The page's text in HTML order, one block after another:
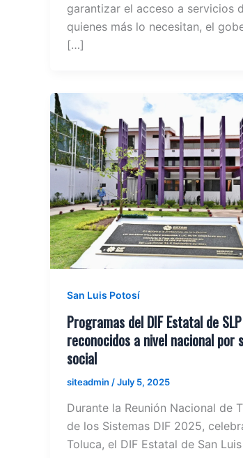
garantizar el acceso a servicios
quienes más lo necesitan, el
[…]
San Luis Potosí
Programas del DIF Estatal de
reconocidos a nivel nacional por
social
siteadmin /July 5, 2025
Durante la Reunión Nacional de
de los Sistemas DIF 2025,
Toluca, el DIF Estatal de San Luis